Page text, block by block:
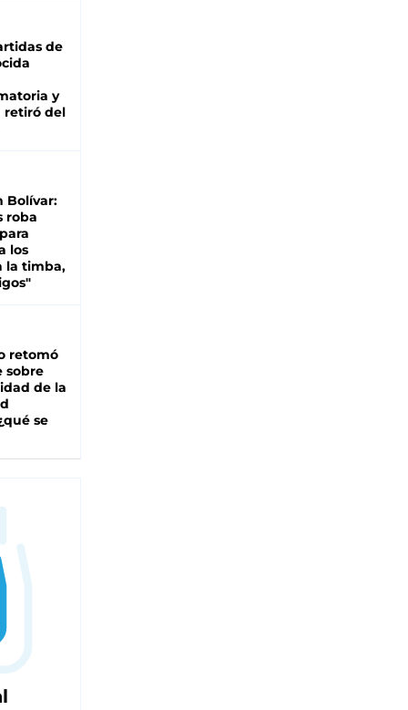
de
y
retiró del
Bolívar:
roba
los
la timba,
retomó
sobre
de la
se